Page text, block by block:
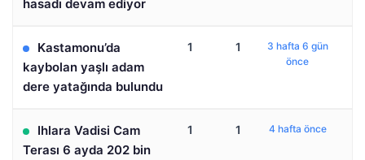
hasadı devam ediyor
Kastamonu’da
kaybolan yaşlı adam
dere yatağında bulundu
1 1
3 hafta 6 gün
önce
Ihlara Vadisi Cam
Terası 6 ayda 202 bin
1 1 4 hafta önce